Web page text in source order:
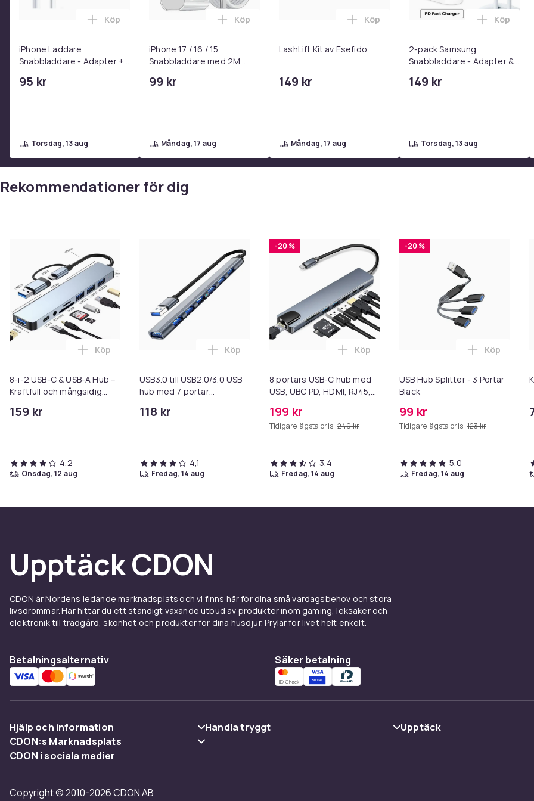
iPhone Laddare
Snabbladdare - Adapter +
C 2m
95 kr
Lägg till iPhone Laddare Snabbladdare - Adapter + Kabel 25W lightning - USB-C 2m i varukorgen
Köp
torsdag, 13 aug
iPhone 17 / 16 / 15
Snabbladdare med 2M
99 kr
Lägg till iPhone 17 / 16 / 15 Snabbladdare med 2M USB-C till USB-C
Köp
måndag, 17 aug
LashLift Kit av Esefido
149 kr
Lägg till LashLift Kit av Esefido i
Köp
måndag, 17 aug
2-pack Samsung
Snabbladdare - Adapter &
149 kr
Lägg till
Köp
torsdag, 13 aug
Rekommendationer för dig
8-i-2 USB-C & USB-A Hub –
Kraftfull och mångsidig
159 kr
Lägg till 8-i-2 USB-C & USB-A Hub – Kraftfull och mångsidig anslutning i varukorgen
Köp
4,2
onsdag, 12 aug
USB3.0 till USB2.0/3.0 USB
hub med 7 portar
118 kr
Lägg till USB3.0 till USB2.0/3.0 USB hub med 7 portar SilverGrey i
Köp
4,1
fredag, 14 aug
-20 %
8 portars USB-C hub med
USB, UBC PD, HDMI, RJ45,
199 kr
Tidigare lägsta pris: 249 kr
Lägg till 8 portars USB-C hub med USB,
Köp
3,4
fredag, 14 aug
-20 %
USB Hub Splitter - 3 Portar
Black
99 kr
Tidigare lägsta pris: 123 kr
Lägg till
Köp
5,0
fredag, 14 aug
Upptäck CDON
CDON är Nordens ledande marknadsplats och vi finns här för dina små vardagsbehov och stora
livsdrömmar. Här hittar du ett ständigt växande utbud av produkter inom gaming, leksaker och
elektronik till trädgård, skönhet och produkter för dina husdjur. Prylar för livet helt enkelt.
Betalningsalternativ Säker betalning
Hjälp och information
Vanliga frågor
Ångra & Returnera här
Handla tryggt
Upptäck
CDON:s Marknadsplats
Sälj på CDON
CDON i sociala medier
Copyright © 2010-2026 CDON AB